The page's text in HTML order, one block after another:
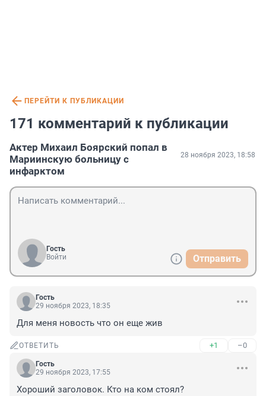
ПЕРЕЙТИ К ПУБЛИКАЦИИ
171 комментарий к публикации
Актер Михаил Боярский попал в
Мариинскую больницу с
инфарктом
28 ноября 2023, 18:58
Гость
Войти
Отправить
Гость
29 ноября 2023, 18:35
Для меня новость что он еще жив
ОТВЕТИТЬ +1 –0
Гость
29 ноября 2023, 17:55
Хороший заголовок. Кто на ком стоял?